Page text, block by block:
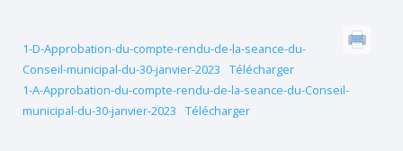
1-D-Approbation-du-compte-rendu-de-la-seance-du-
Conseil-municipal-du-30-janvier-2023
Télécharger
1-A-Approbation-du-compte-rendu-de-la-seance-du-Conseil-
municipal-du-30-janvier-2023
Télécharger